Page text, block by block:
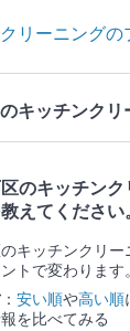
リーニングの
キッチンクリ
のキッチンク
えてください
キッチンクリ
トで変わります
： 安い順や高い順
を比べてみる